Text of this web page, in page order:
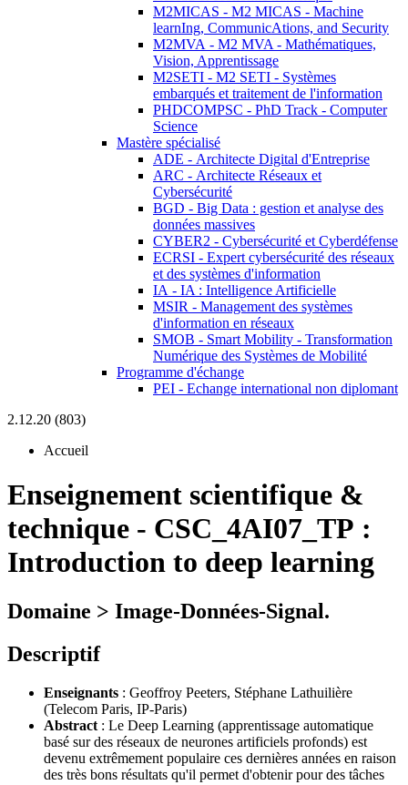
M2MICAS - M2 MICAS - Machine
learnIng, CommunicAtions, and Security
M2MVA - M2 MVA - Mathématiques,
Vision, Apprentissage
M2SETI - M2 SETI - Systèmes
embarqués et traitement de l'information
PHDCOMPSC - PhD Track - Computer
Science
Mastère spécialisé
ADE - Architecte Digital d'Entreprise
ARC - Architecte Réseaux et
Cybersécurité
BGD - Big Data : gestion et analyse des
données massives
CYBER2 - Cybersécurité et Cyberdéfense
ECRSI - Expert cybersécurité des réseaux
et des systèmes d'information
IA - IA : Intelligence Artificielle
MSIR - Management des systèmes
d'information en réseaux
SMOB - Smart Mobility - Transformation
Numérique des Systèmes de Mobilité
Programme d'échange
PEI - Echange international non diplomant
2.12.20 (803)
Accueil
Enseignement scientifique &
technique - CSC_4AI07_TP :
Introduction to deep learning
Domaine > Image-Données-Signal.
Descriptif
Enseignants : Geoffroy Peeters, Stéphane Lathuilière
(Telecom Paris, IP-Paris)
Abstract : Le Deep Learning (apprentissage automatique
basé sur des réseaux de neurones artificiels profonds) est
devenu extrêmement populaire ces dernières années en raison
des très bons résultats qu'il permet d'obtenir pour des tâches